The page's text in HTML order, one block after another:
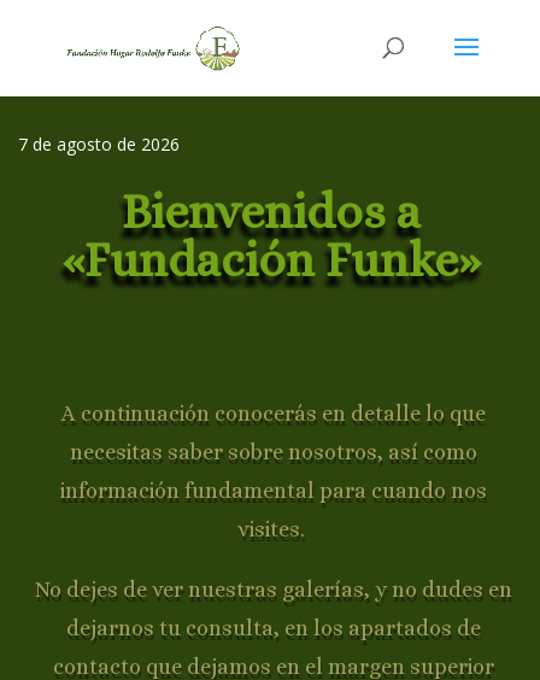
7 de agosto de 2026
Bienvenidos a
«Fundación Funke»
A continuación conocerás en detalle lo que
necesitas saber sobre nosotros, así como
información fundamental para cuando nos
visites.
No dejes de ver nuestras galerías, y no dudes en
dejarnos tu consulta, en los apartados de
contacto que dejamos en el margen superior